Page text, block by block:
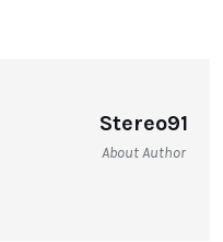
Stereo91
About Author